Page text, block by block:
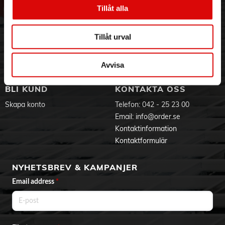
Tillåt alla
Tillåt urval
Avvisa
Visselblåsning
Aktuellt på Order
Ansökan om RMA
Godsefterlysning & Felleverans
Integritetspolicy
Om cookies
BLI KUND
Skapa konto
KONTAKTA OSS
Telefon: 042 - 25 23 00
Email: info@order.se
Kontaktinformation
Kontaktformulär
NYHETSBREV & KAMPANJER
Email address *